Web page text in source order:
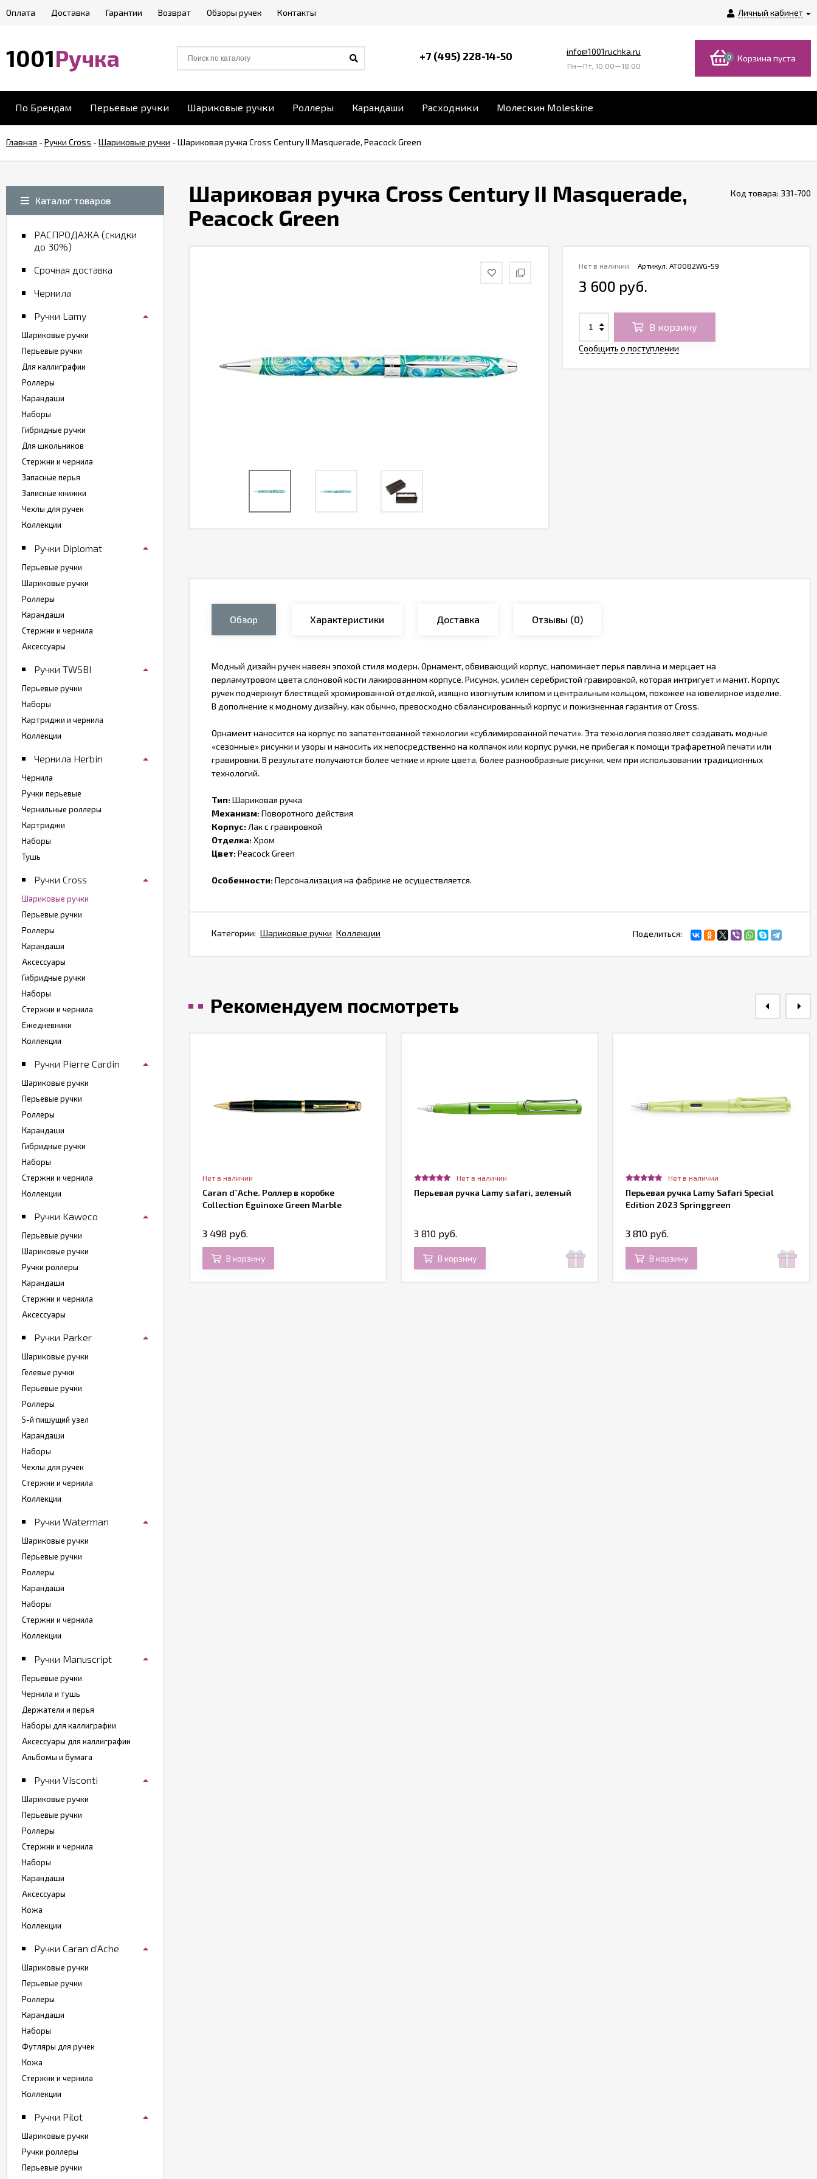
Личный кабинет
Оплата Доставка Гарантии Возврат Обзоры ручек Контакты
1001Ручка +7 (495) 228-14-50 info@1001ruchka.ru
Пн—Пт, 10:00—18:00
0 Корзина пуста
По Брендам Перьевые ручки Шариковые ручки Роллеры Карандаши Расходники Молескин Moleskine
Главная -Ручки Cross -Шариковые ручки -Шариковая ручка Cross Century II Masquerade, Peacock Green
Шариковая ручка Cross Century II Masquerade,
Peacock Green
Код товара: 331-700
Артикул:AT0082WG-59
Нет в наличии
3 600 руб.
В корзину
Сообщить о поступлении
Обзор Характеристики Доставка Отзывы (0)
Модный дизайн ручек навеян эпохой стиля модерн. Орнамент, обвивающий корпус, напоминает перья павлина и мерцает на
перламутровом цвета слоновой кости лакированном корпусе. Рисунок, усилен серебристой гравировкой, которая интригует и манит. Корпус
ручек подчеркнут блестящей хромированной отделкой, изящно изогнутым клипом и центральным кольцом, похожее на ювелирное изделие.
В дополнение к модному дизайну, как обычно, превосходно сбалансированный корпус и пожизненная гарантия от Cross.
Орнамент наносится на корпус по запатентованной технологии «сублимированной печати». Эта технология позволяет создавать модные
«сезонные» рисунки и узоры и наносить их непосредственно на колпачок или корпус ручки, не прибегая к помощи трафаретной печати или
гравировки. В результате получаются более четкие и яркие цвета, более разнообразные рисунки, чем при использовании традиционных
технологий.
Тип:Шариковая ручка
Механизм:Поворотного действия
Корпус:Лак с гравировкой
Отделка:Хром
Цвет:Peacock Green
Особенности:Персонализация на фабрике не осуществляется.
Поделиться:
Категории: Шариковые ручки Коллекции
Рекомендуем посмотреть
Нет в наличии
шариковая Parker IM Premium
руб.
В корзину
Нет в наличии
Caran d`Ache. Роллер в коробке
Collection Eguinoxe Green Marble
3 498 руб.
В корзину
Нет в наличии
Перьевая ручка Lamy safari, зеленый
3 810 руб.
В корзину
Нет в наличии
Перьевая ручка Lamy Safari Special
Edition 2023 Springgreen
3 810 руб.
В корзину
Каталог товаров
РАСПРОДАЖА (скидки
до 30%)
Срочная доставка
Чернила
Ручки Lamy
Шариковые ручки
Перьевые ручки
Для каллиграфии
Роллеры
Карандаши
Наборы
Гибридные ручки
Для школьников
Стержни и чернила
Запасные перья
Записные книжки
Чехлы для ручек
Коллекции
Ручки Diplomat
Перьевые ручки
Шариковые ручки
Роллеры
Карандаши
Стержни и чернила
Аксессуары
Ручки TWSBI
Перьевые ручки
Наборы
Картриджи и чернила
Коллекции
Чернила Herbin
Чернила
Ручки перьевые
Чернильные роллеры
Картриджи
Наборы
Тушь
Ручки Cross
Шариковые ручки
Перьевые ручки
Роллеры
Карандаши
Аксессуары
Гибридные ручки
Наборы
Стержни и чернила
Ежедневники
Коллекции
Ручки Pierre Cardin
Шариковые ручки
Перьевые ручки
Роллеры
Карандаши
Гибридные ручки
Наборы
Стержни и чернила
Коллекции
Ручки Kaweco
Перьевые ручки
Шариковые ручки
Ручки роллеры
Карандаши
Стержни и чернила
Аксессуары
Ручки Parker
Шариковые ручки
Гелевые ручки
Перьевые ручки
Роллеры
5-й пишущий узел
Карандаши
Наборы
Чехлы для ручек
Стержни и чернила
Коллекции
Ручки Waterman
Шариковые ручки
Перьевые ручки
Роллеры
Карандаши
Наборы
Стержни и чернила
Коллекции
Ручки Manuscript
Перьевые ручки
Чернила и тушь
Держатели и перья
Наборы для каллиграфии
Аксессуары для каллиграфии
Альбомы и бумага
Ручки Visconti
Шариковые ручки
Перьевые ручки
Роллеры
Стержни и чернила
Наборы
Карандаши
Аксессуары
Кожа
Коллекции
Ручки Caran d'Ache
Шариковые ручки
Перьевые ручки
Роллеры
Карандаши
Наборы
Футляры для ручек
Кожа
Стержни и чернила
Коллекции
Ручки Pilot
Шариковые ручки
Ручки роллеры
Перьевые ручки